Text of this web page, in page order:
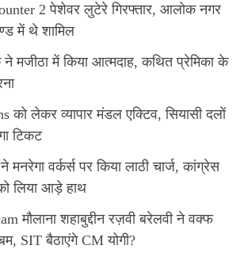
2 पेशेवर लुटेरे गिरफ्तार, आलोक नगर
में थे शामिल
मजीठा में किया आत्मदाह, कथित प्रेमिका के
को लेकर व्यापार मंडल एक्टिव, सियासी दलों
टिकट
वर्कर्स पर किया लाठी चार्ज, कांग्रेस
लिया आड़े हाथ
मौलाना शहाबुद्दीन रज़वी बरेलवी ने वक्फ
SIT बैठाएंगे CM योगी?